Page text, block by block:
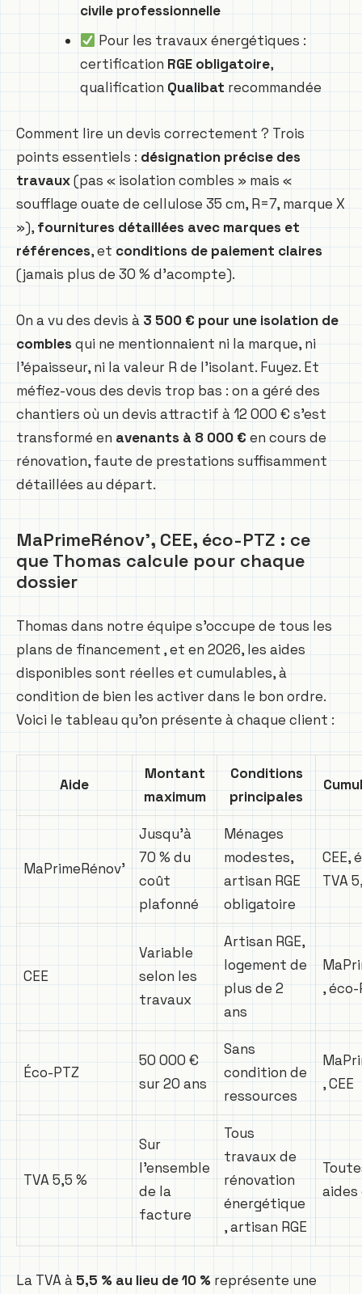
civile professionnelle
Pour les travaux énergétiques :
certification RGE obligatoire,
qualification Qualibat recommandée
Comment lire un devis correctement ? Trois
points essentiels : désignation précise des
travaux(pas « isolation combles » mais «
soufflage ouate de cellulose 35 cm, R=7, marque X
»), fournitures détaillées avec marques et
références, et conditions de paiement claires
(jamais plus de 30 % d’acompte).
On a vu des devis à 3 500 € pour une isolation de
combles qui ne mentionnaient ni la marque, ni
l’épaisseur, ni la valeur R de l’isolant. Fuyez. Et
méfiez-vous des devis trop bas : on a géré des
chantiers où un devis attractif à 12 000 € s’est
transformé en avenants à 8 000 € en cours de
rénovation, faute de prestations suffisamment
détaillées au départ.
MaPrimeRénov’, CEE, éco-PTZ : ce
que Thomas calcule pour chaque
dossier
Thomas dans notre équipe s’occupe de tous les
plans de financement , et en 2026, les aides
disponibles sont réelles et cumulables, à
condition de bien les activer dans le bon ordre.
Voici le tableau qu’on présente à chaque client :
Aide
Montant
maximum
Conditions
principales
MaPrimeRénov’
Jusqu’à
70 % du
coût
plafonné
Ménages
modestes,
artisan RGE
obligatoire
CEE,
TVA
CEE
Variable
selon les
travaux
Artisan RGE,
logement de
plus de 2
ans
, éco-
Éco-PTZ
50 000 €
sur 20 ans
Sans
condition de
ressources
, CEE
TVA 5,5 %
Sur
l’ensemble
de la
facture
Tous
travaux de
rénovation
énergétique
, artisan RGE
aides
La TVA à 5,5 % au lieu de 10 % représente une